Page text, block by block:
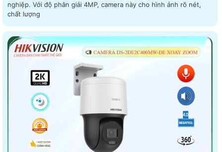
nghiệp. Với độ phân giải 4MP, camera này cho hình ảnh rõ nét,
chất lượng